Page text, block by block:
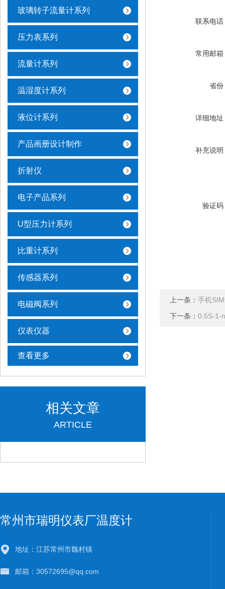
玻璃转子流量计系列
压力表系列
流量计系列
温湿度计系列
液位计系列
产品画册设计制作
折射仪
电子产品系列
U型压力计系列
比重计系列
传感器系列
电磁阀系列
仪表仪器
查看更多
相关文章
ARTICLE
联系电话
常用邮箱
省份
详细地址
补充说明
验证码
上一条： 手机
下一条： 0.5S-1-
常州市瑞明仪表厂温度计
地址：江苏常州市魏村镇
邮箱：30572695@qq.com